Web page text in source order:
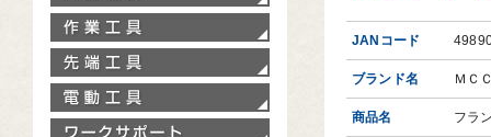
JANコード
ブランド名 ＭＣ
商品名 フラ
ワークサポート